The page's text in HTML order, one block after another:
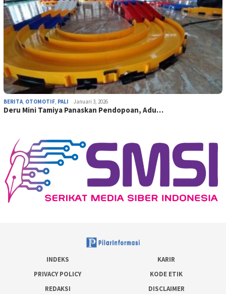
BERITA OTOMOTIF PALI Januari 3, 2026
Deru Mini Tamiya Panaskan Pendopoan, Adu…
INDEKS
KARIR
PRIVACY POLICY
KODE ETIK
REDAKSI
DISCLAIMER